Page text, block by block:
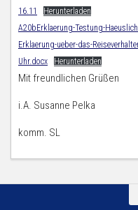
16.11
Herunterladen
A20bErklaerung-Testung-
Erklaerung-ueber-das-
Uhr.docx
Herunterladen
Mit freundlichen Grüßen
i.A. Susanne Pelka
komm. SL